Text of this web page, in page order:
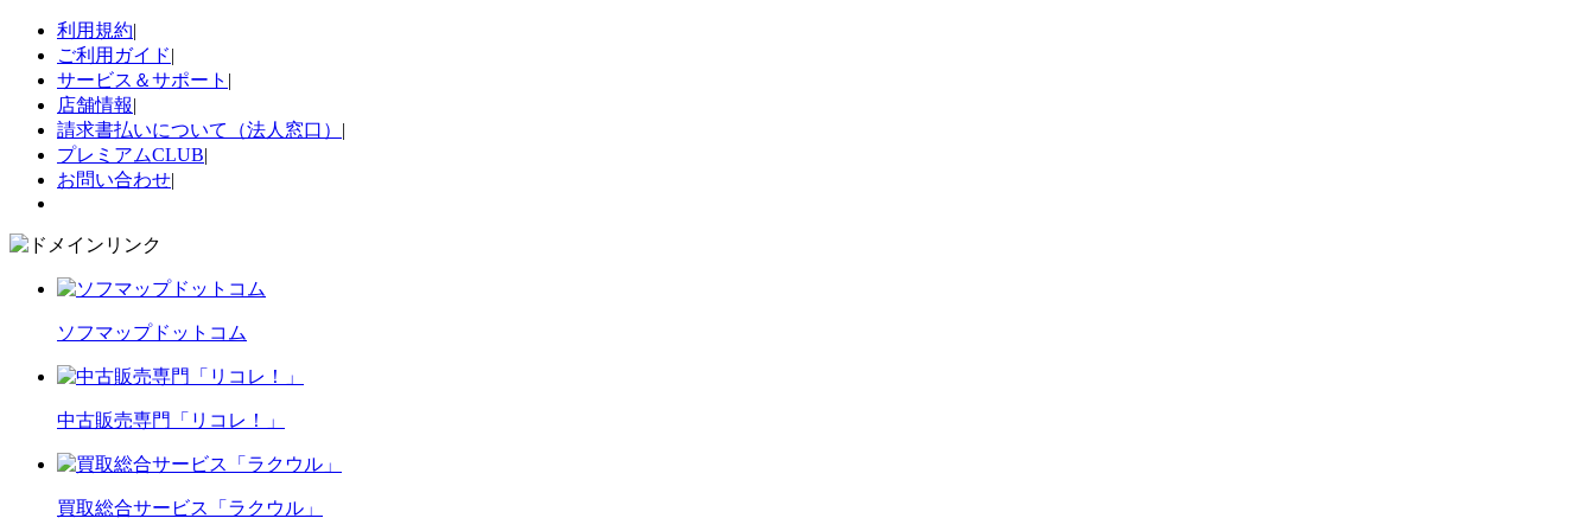
利用規約|
ご利用ガイド|
サービス＆サポート |
店舗情報|
請求書払いについて（法人窓口） |
プレミアムCLUB|
お問い合わせ|
ソフマップドットコム
中古販売専門「リコレ！」
買取総合サービス「ラクウル」